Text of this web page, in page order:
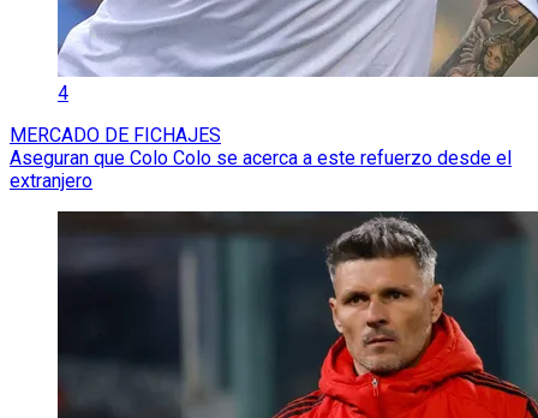
4
MERCADO DE FICHAJES
Aseguran que Colo Colo se acerca a este refuerzo desde el
extranjero